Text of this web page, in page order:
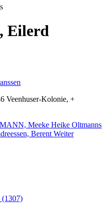
Eilerd
Veenhuser-Kolonie, +
Meeke Heike Oltmanns
Berent Weiter
(1307)